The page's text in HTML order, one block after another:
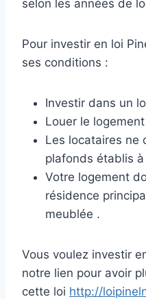
selon les années de
Pour investir en loi
ses conditions :
Investir dans un
Louer le
Les locataires ne
plafonds établis
Votre logement
résidence
meublée .
Vous voulez investir
notre lien pour avoir
cette loi http://